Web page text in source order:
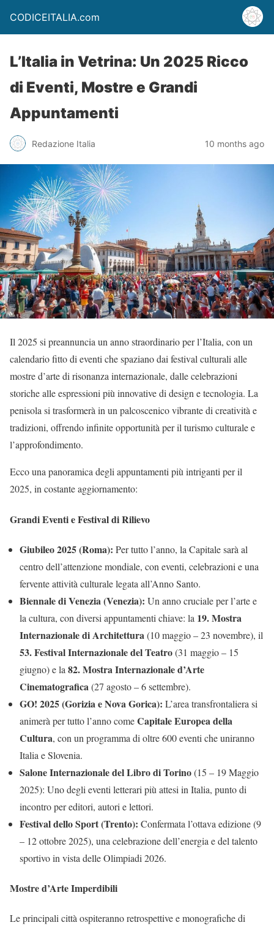
CODICEITALIA.com
L’Italia in Vetrina: Un 2025 Ricco
di Eventi, Mostre e Grandi
Appuntamenti
Redazione Italia 10 months ago
Il 2025 si preannuncia un anno straordinario per l’Italia, con un
calendario fitto di eventi che spaziano dai festival culturali alle
mostre d’arte di risonanza internazionale, dalle celebrazioni
storiche alle espressioni più innovative di design e tecnologia. La
penisola si trasformerà in un palcoscenico vibrante di creatività e
tradizioni, offrendo infinite opportunità per il turismo culturale e
l’approfondimento.
Ecco una panoramica degli appuntamenti più intriganti per il
2025, in costante aggiornamento:
Grandi Eventi e Festival di Rilievo
Giubileo 2025 (Roma): Per tutto l’anno, la Capitale sarà al
centro dell’attenzione mondiale, con eventi, celebrazioni e una
fervente attività culturale legata all’Anno Santo.
Biennale di Venezia (Venezia): Un anno cruciale per l’arte e
la cultura, con diversi appuntamenti chiave: la 19. Mostra
Internazionale di Architettura(10 maggio – 23 novembre), il
53. Festival Internazionale del Teatro(31 maggio – 15
giugno) e la 82. Mostra Internazionale d’Arte
Cinematografica(27 agosto – 6 settembre).
GO! 2025 (Gorizia e Nova Gorica): L’area transfrontaliera si
animerà per tutto l’anno comeCapitale Europea della
Cultura, con un programma di oltre 600 eventi che uniranno
Italia e Slovenia.
Salone Internazionale del Libro di Torino(15 – 19 Maggio
2025): Uno degli eventi letterari più attesi in Italia, punto di
incontro per editori, autori e lettori.
Festival dello Sport (Trento): Confermata l’ottava edizione (9
– 12 ottobre 2025), una celebrazione dell’energia e del talento
sportivo in vista delle Olimpiadi 2026.
Mostre d’Arte Imperdibili
Le principali città ospiteranno retrospettive e monografiche di